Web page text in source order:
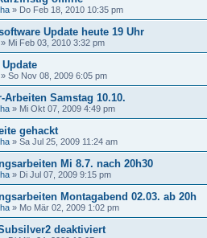
» Do Feb 18, 2010 10:35 pm
Update heute 19 Uhr
» Mi Feb 03, 2010 3:32 pm
» So Nov 08, 2009 6:05 pm
Arbeiten Samstag 10.10.
» Mi Okt 07, 2009 4:49 pm
gehackt
» Sa Jul 25, 2009 11:24 am
Mi 8.7. nach 20h30
» Di Jul 07, 2009 9:15 pm
Montagabend 02.03. ab 20h
» Mo Mär 02, 2009 1:02 pm
deaktiviert